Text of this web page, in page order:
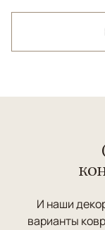
И наши
варианты